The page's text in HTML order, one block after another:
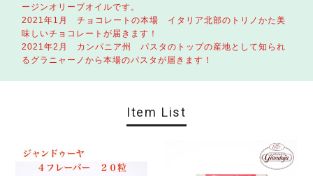
ージンオリーブオイルです。
2021年1月 チョコレートの本場 イタリア北部のトリノかた美
味しいチョコレートが届きます！
2021年2月 カンパニア州 パスタのトップの産地として知られ
るグラニャーノから本場のパスタが届きます！
Item List